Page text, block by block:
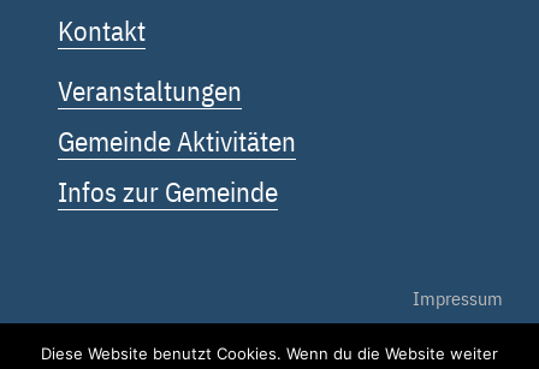
Kontakt
Veranstaltungen
Gemeinde Aktivitäten
Infos zur Gemeinde
Impressum
Datenschutz
Diese Website benutzt Cookies. Wenn du die Website weiter